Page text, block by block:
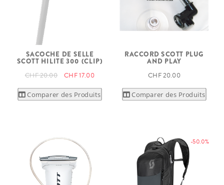
SACOCHE DE SELLE
SCOTT HILITE 300 (CLIP)
CHF 20.00 CHF 17.00
Comparer des Produits
RACCORD SCOTT PLUG
AND PLAY
CHF 20.00
Comparer des Produits
-50.0%